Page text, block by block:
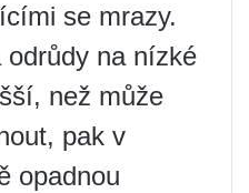
se mrazy.
odrůdy na nízké
než může
pak v
opadnou